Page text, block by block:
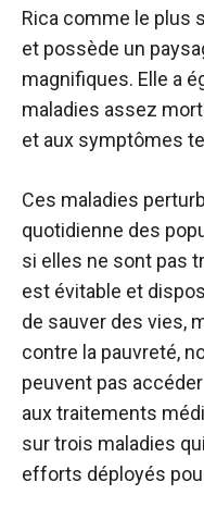
Rica comme le plus
et possède un
magnifiques. Elle a
maladies assez
et aux symptômes
Ces maladies
quotidienne des
si elles ne sont pas
est évitable et
de sauver des vies,
contre la pauvreté,
peuvent pas
aux traitements
sur trois maladies
efforts déployés